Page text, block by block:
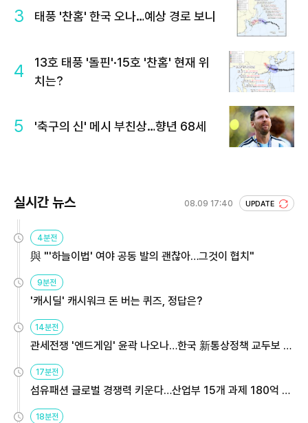
3 태풍 '찬홈' 한국 오나…예상 경로 보니
4
13호 태풍 '돌핀'·15호 '찬홈' 현재 위
치는?
5 '축구의 신' 메시 부친상…향년 68세
실시간 뉴스 08.09 17:40 UPDATE
4분전
與 "'하늘이법' 여야 공동 발의 괜찮아…그것이 협치"
9분전
'캐시딜' 캐시워크 돈 버는 퀴즈, 정답은?
14분전
관세전쟁 '엔드게임' 윤곽 나오나…한국 新통상정책 교두보 활
17분전
섬유패션 글로벌 경쟁력 키운다…산업부 15개 과제 180억 지
18분전